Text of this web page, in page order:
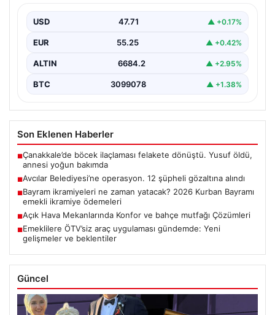
USD 47.71 ▲ +0.17%
EUR 55.25 ▲ +0.42%
ALTIN 6684.2 ▲ +2.95%
BTC 3099078 ▲ +1.38%
Son Eklenen Haberler
■Çanakkale’de böcek ilaçlaması felakete dönüştü. Yusuf öldü,
annesi yoğun bakımda
■Avcılar Belediyesi’ne operasyon. 12 şüpheli gözaltına alındı
■Bayram ikramiyeleri ne zaman yatacak? 2026 Kurban Bayramı
emekli ikramiye ödemeleri
■Açık Hava Mekanlarında Konfor ve bahçe mutfağı Çözümleri
■Emeklilere ÖTV’siz araç uygulaması gündemde: Yeni
gelişmeler ve beklentiler
Güncel